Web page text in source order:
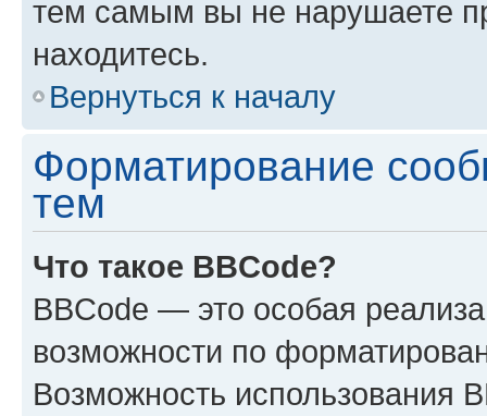
тем самым вы не нарушаете
находитесь.
Вернуться к началу
Форматирование
тем
Что такое BBCode?
BBCode — это особая
возможности по
Возможность использования